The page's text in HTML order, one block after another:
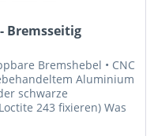
Bremsseitig
Bremshebel • CNC
Aluminium
schwarze
243 fixieren) Was